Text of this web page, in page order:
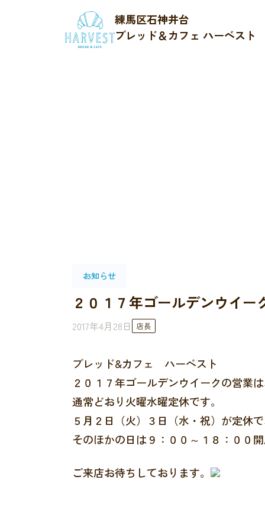
練馬区石神井台
ブレッド＆カフェ ハーベスト
お知らせ
２０１７年ゴールデンウイー
2017年4月28日 店長
ブレッド&カフェ ハーベスト
２０１７年ゴールデンウイークの営業
通常どおり火曜水曜定休です。
５月２日（火）３日（水・祝）が定休
そのほかの日は９：００～１８：００
ご来店お待ちしております。